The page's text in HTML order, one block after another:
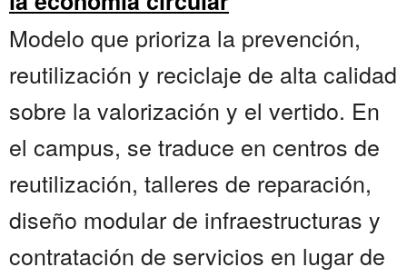
Modelo que prioriza la prevención,
reutilización y reciclaje de alta calidad
sobre la valorización y el vertido. En
el campus, se traduce en centros de
reutilización, talleres de reparación,
diseño modular de infraestructuras y
contratación de servicios en lugar de